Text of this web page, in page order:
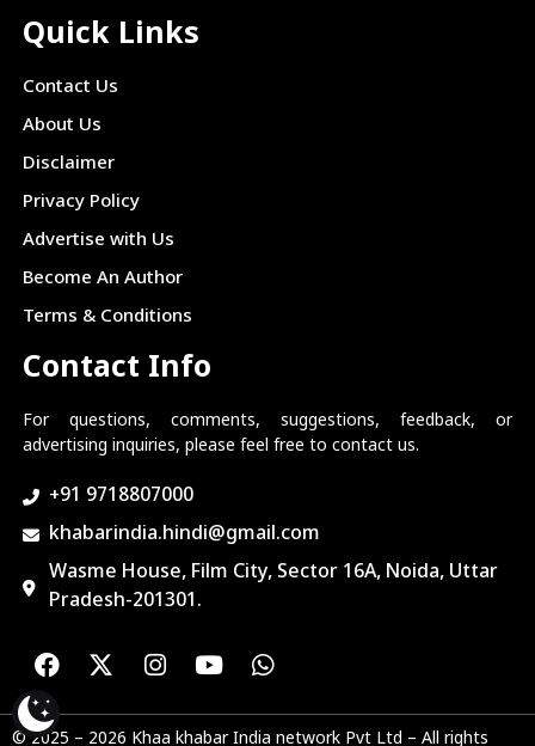
Quick Links
Contact Us
About Us
Disclaimer
Privacy Policy
Advertise with Us
Become An Author
Terms & Conditions
Contact Info
For questions, comments, suggestions, feedback, or
advertising inquiries, please feel free to contact us.
+91 9718807000
khabarindia.hindi@gmail.com
Wasme House, Film City, Sector 16A, Noida, Uttar
Pradesh-201301.
© 2025 – 2026 Khaa khabar India network Pvt Ltd – All rights